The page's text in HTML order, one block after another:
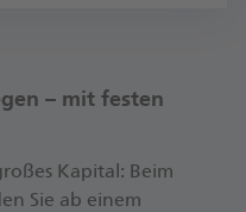
– mit festen
Kapital: Beim
Sie ab einem